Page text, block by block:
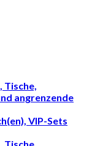
Tische,
angrenzende
VIP-Sets